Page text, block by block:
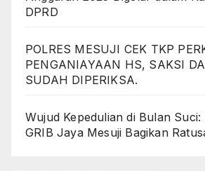
DPRD
POLRES MESUJI CEK TKP
PENGANIAYAAN HS, SAKSI
SUDAH DIPERIKSA.
Wujud Kepedulian di Bulan
GRIB Jaya Mesuji Bagikan